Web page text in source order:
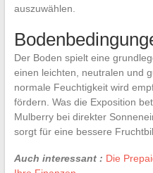
auszuwählen.
Der Boden spielt eine
einen leichten, neutralen und
normale Feuchtigkeit wird
fördern. Was die Exposition
Mulberry bei direkter
sorgt für eine bessere
Auch interessant : Die